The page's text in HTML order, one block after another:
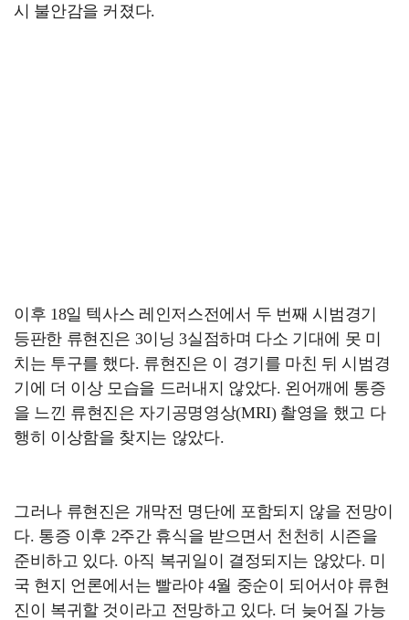
시 불안감을 커졌다.
이후 18일 텍사스 레인저스전에서 두 번째 시범경기
등판한 류현진은 3이닝 3실점하며 다소 기대에 못 미
치는 투구를 했다. 류현진은 이 경기를 마친 뒤 시범경
기에 더 이상 모습을 드러내지 않았다. 왼어깨에 통증
을 느낀 류현진은 자기공명영상(MRI) 촬영을 했고 다
행히 이상함을 찾지는 않았다.
그러나 류현진은 개막전 명단에 포함되지 않을 전망이
다. 통증 이후 2주간 휴식을 받으면서 천천히 시즌을
준비하고 있다. 아직 복귀일이 결정되지는 않았다. 미
국 현지 언론에서는 빨라야 4월 중순이 되어서야 류현
진이 복귀할 것이라고 전망하고 있다. 더 늦어질 가능